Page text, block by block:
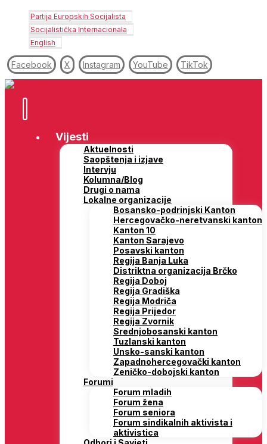
Partija Europskih Socijalista
Socijalistička Internacionala
English
Facebook X Instagram YouTube TikTok
Vijesti
Aktuelnosti
Saopštenja i izjave
Intervju
Kolumna/Blog
Drugi o nama
Lokalne organizacije
Bosansko-podrinjski Kanton
Hercegovačko-neretvanski kanton
Kanton 10
Kanton Sarajevo
Posavski kanton
Regija Banja Luka
Distriktna organizacija Brčko
Regija Doboj
Regija Gradiška
Regija Modriča
Regija Prijedor
Regija Zvornik
Srednjobosanski kanton
Tuzlanski kanton
Unsko-sanski kanton
Zapadnohercegovački kanton
Zeničko-dobojski kanton
Forumi
Forum mladih
Forum žena
Forum seniora
Forum sindikalnih aktivista i
aktivistica